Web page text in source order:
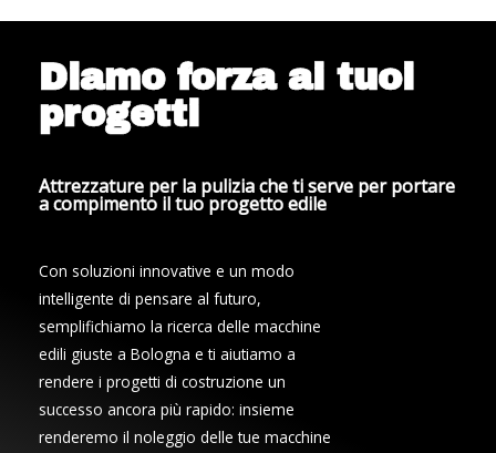
Diamo forza ai tuoi
progetti
Attrezzature per la pulizia che ti serve per portare
a compimento il tuo progetto edile
Con soluzioni innovative e un modo
intelligente di pensare al futuro,
semplifichiamo la ricerca delle macchine
edili giuste a Bologna e ti aiutiamo a
rendere i progetti di costruzione un
successo ancora più rapido: insieme
renderemo il noleggio delle tue macchine